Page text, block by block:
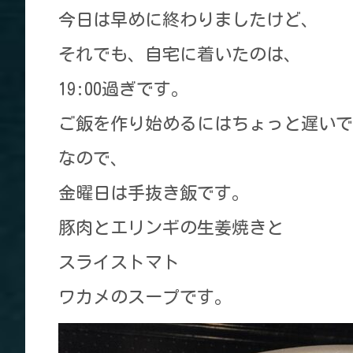
今日は早めに終わりましたけど、
それでも、自宅に着いたのは、
19:00過ぎです。
ご飯を作り始めるにはちょっと遅い
なので、
金曜日は手抜き飯です。
豚肉とエリンギの生姜焼きと
スライストマト
ワカメのスープです。